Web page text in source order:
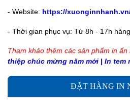
- Website: https://
- Thời gian phục vụ: Từ 8h - 17h
Tham khảo thêm các sản phẩm in ấn
thiệp chúc mừng năm mới | In tem
ĐẶT HÀNG IN